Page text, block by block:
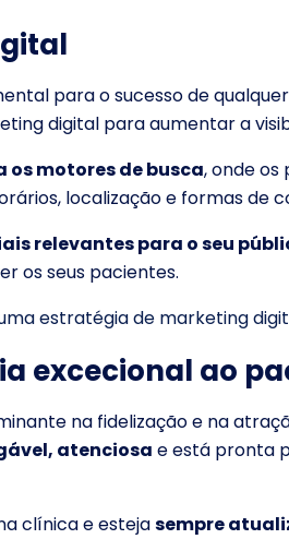
para o sucesso de
digital para aumentar a
motores de busca, onde
localização e formas de
relevantes para o seu
os seus pacientes.
estratégia de marketing
excecional ao
na fidelização e na
atenciosa e está pronta
clínica e estejasempre